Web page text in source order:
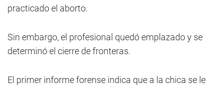
practicado el aborto.
Sin embargo, el profesional quedó emplazado y se
determinó el cierre de fronteras.
El primer informe forense indica que a la chica se le